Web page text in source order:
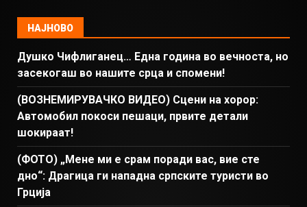
НАЈНОВО
Душко Чифлиганец… Eдна година во вечноста, но
засекогаш во нашите срца и спомени!
(ВОЗНЕМИРУВАЧКО ВИДЕО) Сцени на хорор:
Автомобил покоси пешаци, првите детали
шокираат!
(ФОТО) „Мене ми е срам поради вас, вие сте
дно“: Драгица ги нападна српските туристи во
Грција